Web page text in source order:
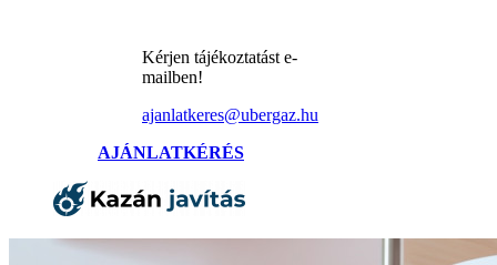
Kérjen tájékoztatást e-
mailben!
ajanlatkeres@ubergaz.hu
AJÁNLATKÉRÉS